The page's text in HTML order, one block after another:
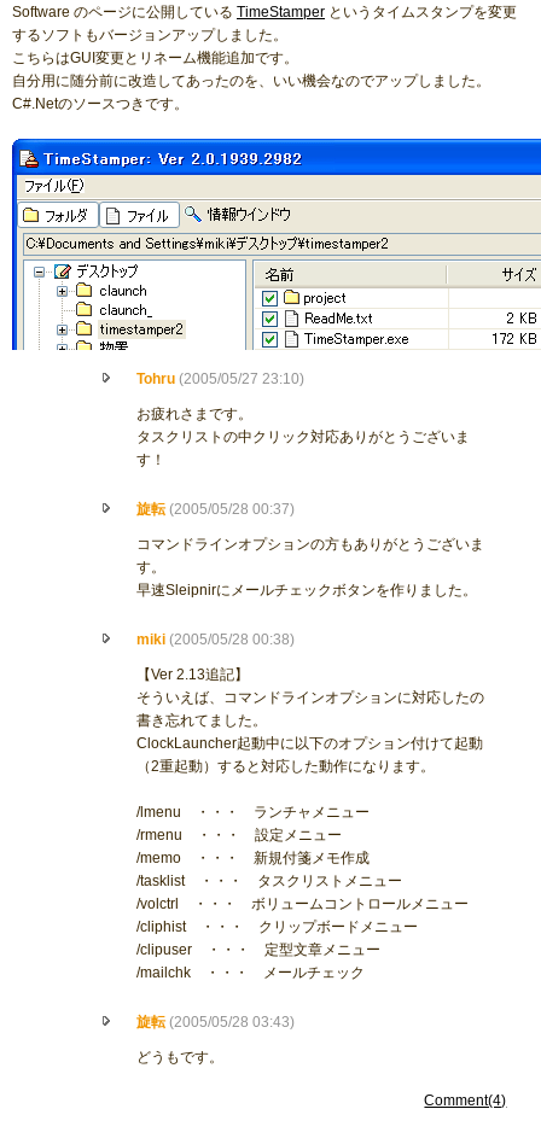
Software のページに公開している TimeStamper というタイムスタンプを変更
するソフトもバージョンアップしました。
こちらはGUI変更とリネーム機能追加です。
自分用に随分前に改造してあったのを、いい機会なのでアップしました。
C#.Netのソースつきです。
Tohru (2005/05/27 23:10)
お疲れさまです。
タスクリストの中クリック対応ありがとうございま
す！
旋転 (2005/05/28 00:37)
コマンドラインオプションの方もありがとうございま
す。
早速Sleipnirにメールチェックボタンを作りました。
miki (2005/05/28 00:38)
【Ver 2.13追記】
そういえば、コマンドラインオプションに対応したの
書き忘れてました。
ClockLauncher起動中に以下のオプション付けて起動
（2重起動）すると対応した動作になります。
/lmenu ・・・ ランチャメニュー
/rmenu ・・・ 設定メニュー
/memo ・・・ 新規付箋メモ作成
/tasklist ・・・ タスクリストメニュー
/volctrl ・・・ ボリュームコントロールメニュー
/cliphist ・・・ クリップボードメニュー
/clipuser ・・・ 定型文章メニュー
/mailchk ・・・ メールチェック
旋転 (2005/05/28 03:43)
どうもです。
Comment(4)